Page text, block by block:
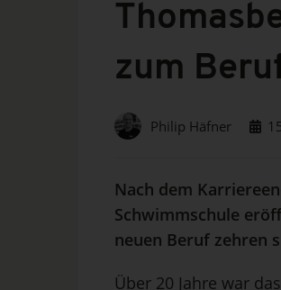
zum
Philip Häfner
Nach dem
Schwimmschule
neuen Beruf zehren
Über 20 Jahre war